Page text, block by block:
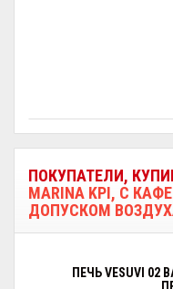
ПОКУПАТЕЛИ,
MARINA KPI, С
ДОПУСКОМ
ПЕЧЬ VESUVI